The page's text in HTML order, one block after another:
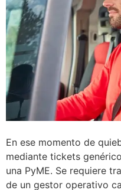
En ese momento de
mediante tickets
una PyME. Se requiere
de un gestor operativo